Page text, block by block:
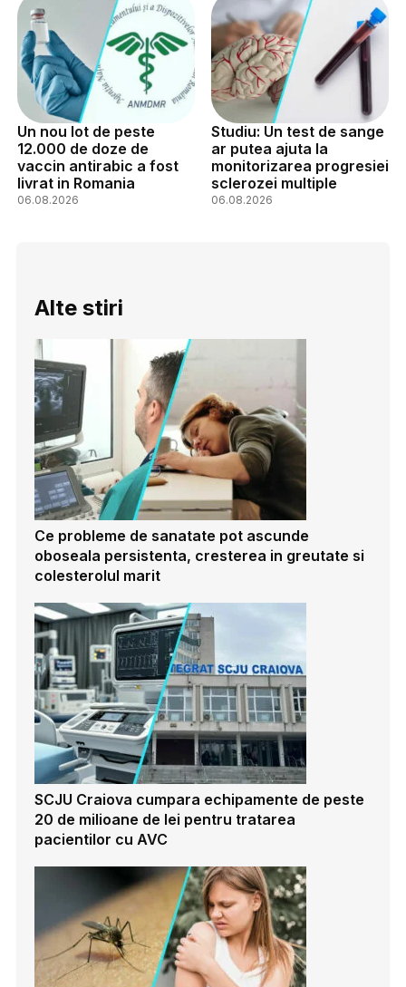
Un nou lot de peste
12.000 de doze de
vaccin antirabic a fost
livrat in Romania
06.08.2026
Studiu: Un test de sange
ar putea ajuta la
monitorizarea progresiei
sclerozei multiple
06.08.2026
Alte stiri
Ce probleme de sanatate pot ascunde
oboseala persistenta, cresterea in greutate si
colesterolul marit
SCJU Craiova cumpara echipamente de peste
20 de milioane de lei pentru tratarea
pacientilor cu AVC